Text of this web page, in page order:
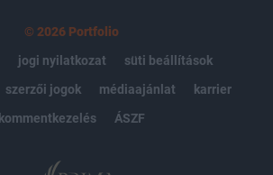
© 2026 Portfolio
jogi nyilatkozat
süti beállítások
szerzői jogok médiaajánlat
karrier
kommentkezelés
ÁSZF